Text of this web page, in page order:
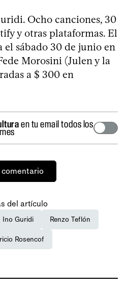
Ocho canciones, 30
y otras plataformas. El
el sábado 30 de junio en
Morosini (Julen y la
a $ 300 en
en tu email todos los
comentario
del artículo
Ino Guridi Renzo Teflón
Rosencof